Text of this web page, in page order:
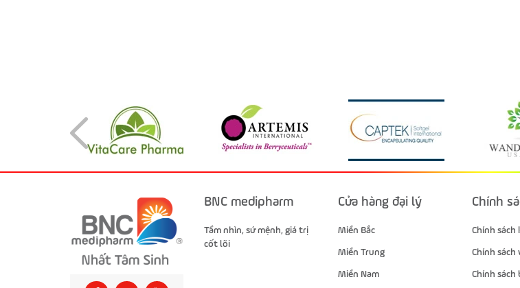
BNC medipharm
Tầm nhìn, sứ mệnh, giá trị
cốt lõi
Cửa hàng đại lý
Miền Bắc
Miền Trung
Miền Nam
Chính
Chính sách
Chính sách
Chính sách